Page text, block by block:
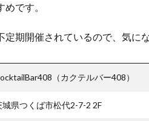
です。
定期開催されているので、気に
（カクテルバー408）
城県つくば市松代2-7-2 2F